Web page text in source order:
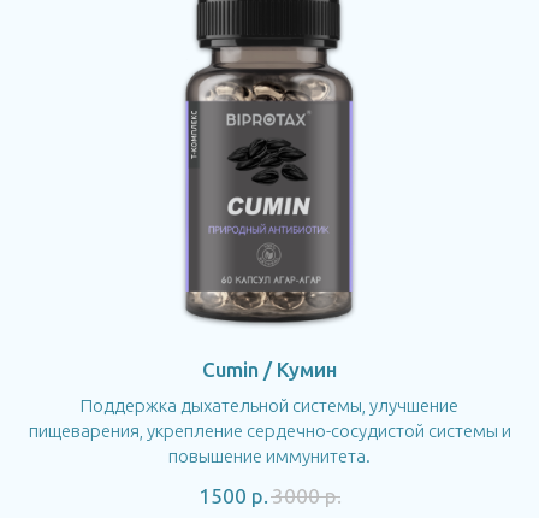
Cumin / Кумин
Поддержка дыхательной системы, улучшение
пищеварения, укрепление сердечно-сосудистой системы и
повышение иммунитета.
1500 р.3000 р.